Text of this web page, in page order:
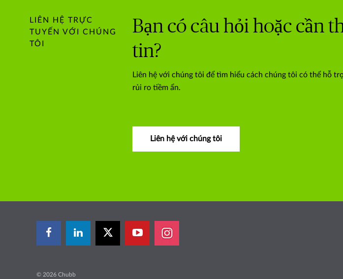
LIÊN HỆ TRỰC
TUYẾN VỚI CHÚNG
TÔI
Bạn có câu hỏi hoặc cần
tin?
Liên hệ với chúng tôi để tìm hiểu cách chúng tôi có thể hỗ
rủi ro tiềm ẩn.
Liên hệ với chúng tôi
© 2026 Chubb